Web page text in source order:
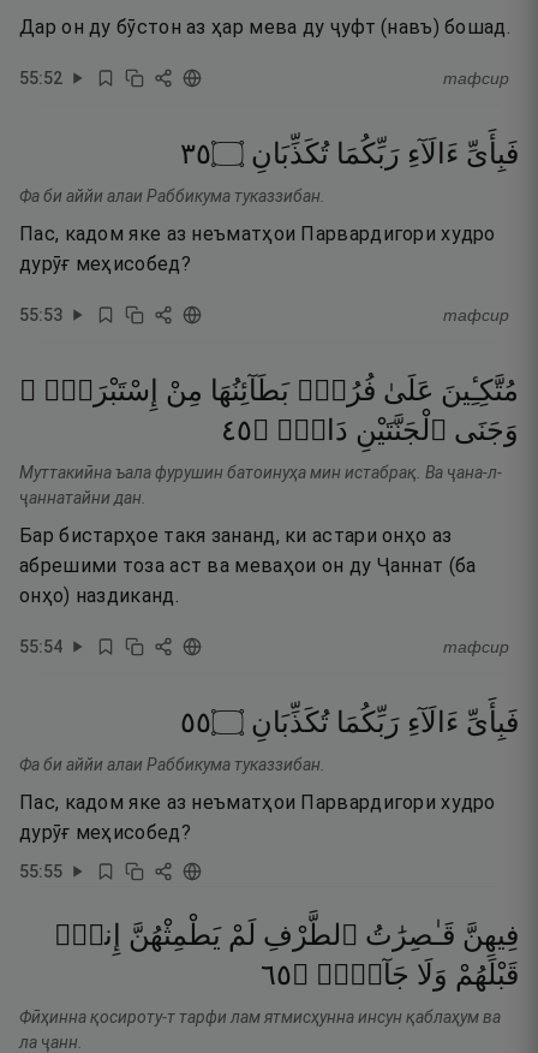
Дар он ду бӯстон аз ҳар мева ду ҷуфт (навъ) бошад.
55:52 тафсир
فَبِأَىِّ ءَالَآءِ رَبِّكُمَا تُكَذِّبَانِ ۝٥٣
Фа би аййи алаи Раббикума туказзибан.
Пас, кадом яке аз неъматҳои Парвардигори худро
дурӯғ меҳисобед?
55:53 тафсир
مُتَّكِـِٔينَ عَلَىٰ فُرُشٍۭ بَطَآئِنُهَا مِنْ
إِسْتَبْرَقٍۢ ۚ
وَجَنَى ٱلْجَنَّتَيْنِ دَانٍۢ ۝٥٤
Муттакиӣна ъала фурушин батоинуҳа мин истабрақ. Ва ҷана-л-
ҷаннатайни дан.
Бар бистарҳое такя зананд, ки астари онҳо аз
абрешими тоза аст ва меваҳои он ду Ҷаннат (ба
онҳо) наздиканд.
55:54 тафсир
فَبِأَىِّ ءَالَآءِ رَبِّكُمَا تُكَذِّبَانِ ۝٥٥
Фа би аййи алаи Раббикума туказзибан.
Пас, кадом яке аз неъматҳои Парвардигори худро
дурӯғ меҳисобед?
55:55
فِيهِنَّ قَـٰصِرَٰتُ ٱلطَّرْفِ لَمْ يَطْمِثْهُنَّ
إِنسٌۭ
قَبْلَهُمْ وَلَا جَآنٌّۭ ۝٥٦
Фӣҳинна қосироту-т тарфи лам ятмисҳунна инсун қаблаҳум ва
ла ҷанн.